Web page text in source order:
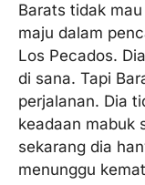
Barats tidak
maju dalam
Los Pecados.
di sana. Tapi
perjalanan. Dia
keadaan mabuk
sekarang dia
menunggu